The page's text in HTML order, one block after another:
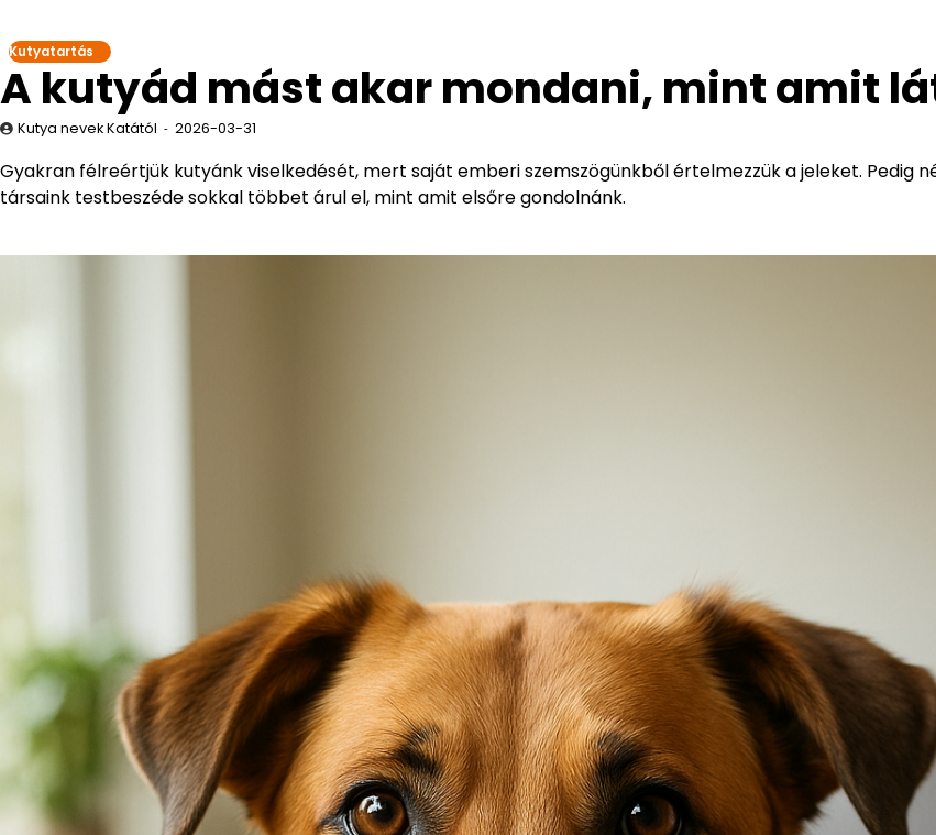
Kutyatartás
A kutyád mást akar mondani, mint amit
Kutya nevek Katától 2026-03-31
Gyakran félreértjük kutyánk viselkedését, mert saját emberi szemszögünkből értelmezzük a jeleket. Pedig
társaink testbeszéde sokkal többet árul el, mint amit elsőre gondolnánk.